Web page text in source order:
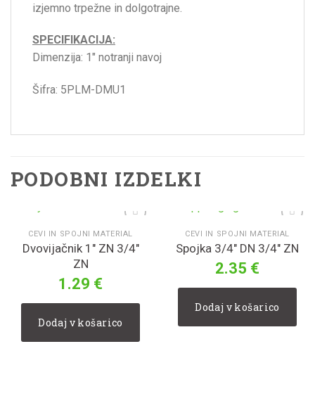
izjemno trpežne in dolgotrajne.
SPECIFIKACIJA:
Dimenzija: 1″ notranji navoj
Šifra: 5PLM-DMU1
PODOBNI IZDELKI
V
CEVI IN SPOJNI MATERIAL
Dvovijačnik 1″ ZN 3/4″
ZN
1.29 €
Dodaj v košarico
V
CEVI IN SPOJNI MATERIAL
Spojka 3/4″ DN 3/4″ ZN
2.35 €
Dodaj v košarico